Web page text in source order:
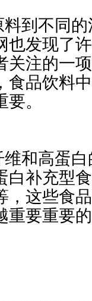
到不同
也发现了
关注的一
品饮料中
。
高蛋白的
白补充型
，这些食
重要重要